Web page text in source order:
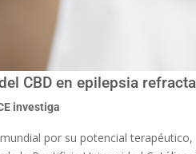
CBD en epilepsia
investiga
por su potencial